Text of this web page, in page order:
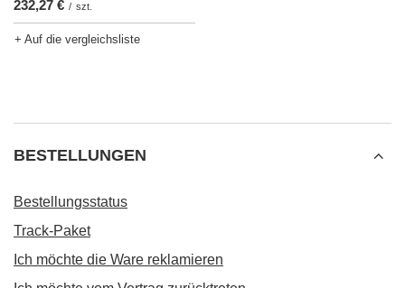
232,27 € / szt.
+ Auf die vergleichsliste
BESTELLUNGEN
Bestellungsstatus
Track-Paket
Ich möchte die Ware reklamieren